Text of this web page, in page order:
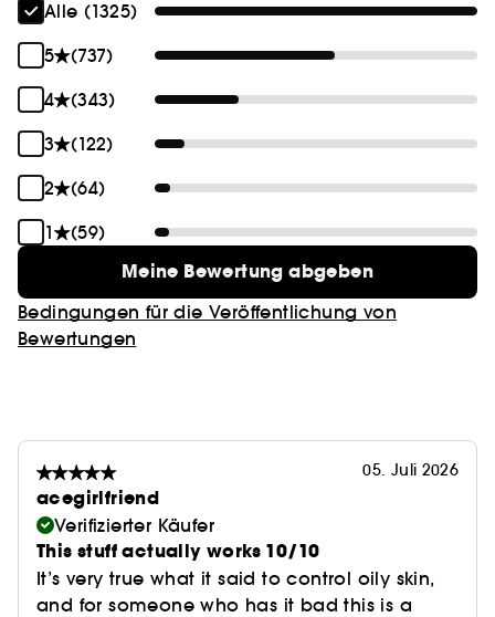
Rötungen zu mildern.
- 1 % Hyaluronsäurelösung: hilft, die Haut mit
Alle (1325)
5
(737)
4
(343)
3
(122)
2
(64)
1
(59)
Meine Bewertung abgeben
Bedingungen für die Veröffentlichung von
Bewertungen
05. Juli 2026
acegirlfriend
Verifizierter Käufer
This stuff actually works 10/10
It’s very true what it said to control oily skin,
and for someone who has it bad this is a